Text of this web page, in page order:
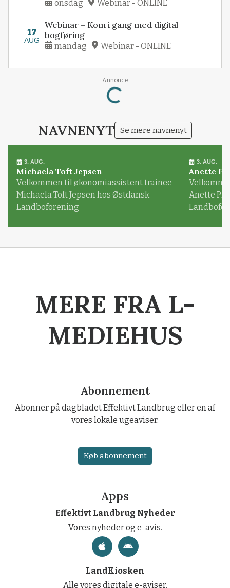
onsdag Webinar - ONLINE
17
AUG
Webinar – Kom i gang med digital
bogføring
mandag Webinar - ONLINE
Annonce
Loading...
NAVNENYT Se mere navnenyt
3. AUG.
Michaela Toft Jepsen
Velkommen til økonomiassistent trainee
Michaela Toft Jepsen hos Østdansk
Landboforening
3. AUG.
Anette
Anette
MERE FRA L-
MEDIEHUS
Abonnement
Abonner på dagbladet Effektivt Landbrug eller en af
vores lokale ugeaviser.
Køb abonnement
Apps
Effektivt Landbrug Nyheder
Vores nyheder og e-avis.
LandKiosken
Alle vores digitale e-aviser.